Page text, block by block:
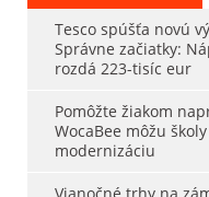
Tesco spúšťa novú
Správne začiatky:
rozdá 223-tisíc eur
Pomôžte žiakom
WocaBee môžu
modernizáciu
Vianočné trhy na